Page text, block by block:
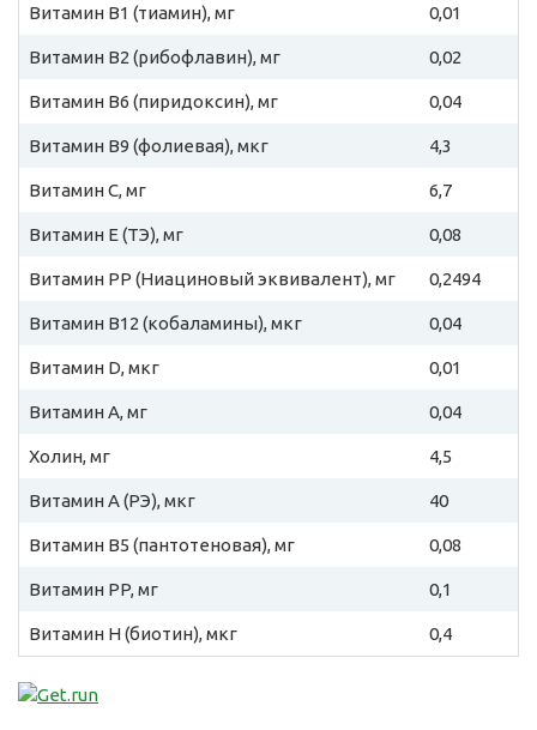
Витамин B1 (тиамин), мг 0,01
Витамин B2 (рибофлавин), мг 0,02
Витамин B6 (пиридоксин), мг 0,04
Витамин B9 (фолиевая), мкг 4,3
Витамин C, мг 6,7
Витамин E (ТЭ), мг 0,08
Витамин PP (Ниациновый эквивалент), мг 0,2494
Витамин B12 (кобаламины), мкг 0,04
Витамин D, мкг 0,01
Витамин A, мг 0,04
Холин, мг 4,5
Витамин A (РЭ), мкг 40
Витамин B5 (пантотеновая), мг 0,08
Витамин PP, мг 0,1
Витамин H (биотин), мкг 0,4